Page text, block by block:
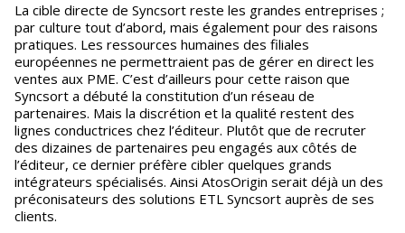
La cible directe de Syncsort reste les grandes entreprises ;
par culture tout d’abord, mais également pour des raisons
pratiques. Les ressources humaines des filiales
européennes ne permettraient pas de gérer en direct les
ventes aux PME. C’est d’ailleurs pour cette raison que
Syncsort a débuté la constitution d’un réseau de
partenaires. Mais la discrétion et la qualité restent des
lignes conductrices chez l’éditeur. Plutôt que de recruter
des dizaines de partenaires peu engagés aux côtés de
l’éditeur, ce dernier préfère cibler quelques grands
intégrateurs spécialisés. Ainsi AtosOrigin serait déjà un des
préconisateurs des solutions ETL Syncsort auprès de ses
clients.